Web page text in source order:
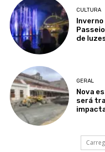
CULTURA
de
GERAL
Nova
será